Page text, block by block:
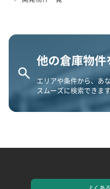
他の倉庫物件
エリアや条件から、あ
スムーズに検索できます